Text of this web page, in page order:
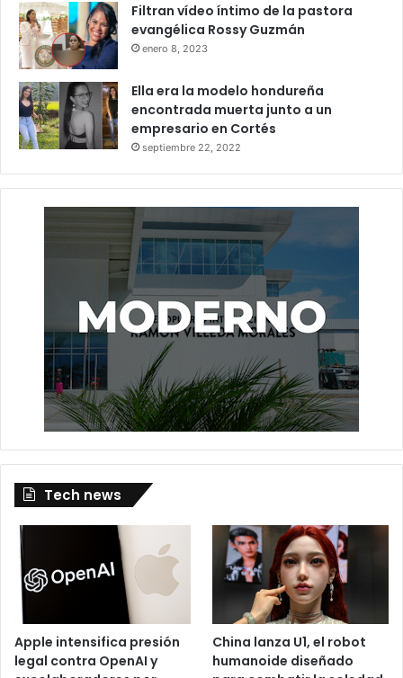
Filtran vídeo íntimo de la pastora
evangélica Rossy Guzmán
enero 8, 2023
Ella era la modelo hondureña
encontrada muerta junto a un
empresario en Cortés
septiembre 22, 2022
Tech news
Apple intensifica presión
legal contra OpenAI y
China lanza U1, el robot
humanoide diseñado